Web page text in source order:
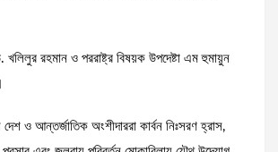
খলিলুর রহমান ও পররাষ্ট্র বিষয়ক উপদেষ্টা এম হুমায়ুন
দেশ ও আন্তর্জাতিক অংশীদাররা কার্বন নিঃসরণ হ্রাস,